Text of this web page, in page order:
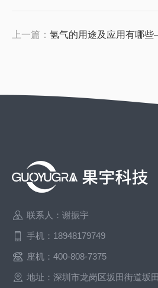
上一篇： 氢气的用途及应用有哪
联系人：谢振宇
手机：18948179749
座机：400-808-7375
地址：深圳市龙岗区坂田街道坂